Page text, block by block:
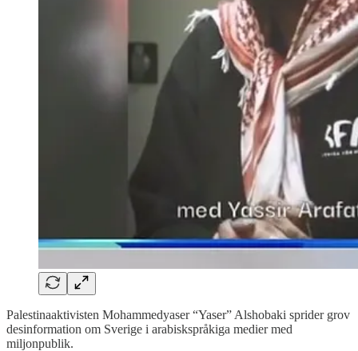
Palestinaaktivisten Mohammedyaser “Yaser” Alshobaki sprider grov
desinformation om Sverige i arabiskspråkiga medier med
miljonpublik.